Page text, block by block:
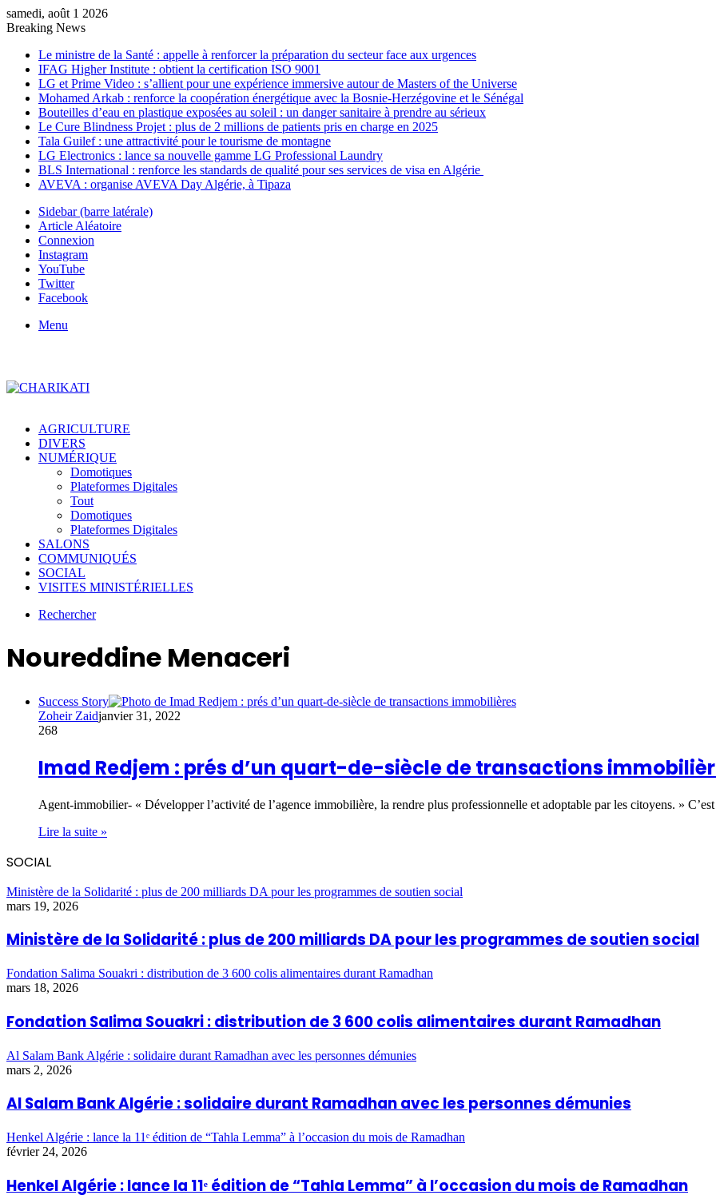
samedi, août 1 2026
Breaking News
Le ministre de la Santé : appelle à renforcer la préparation du secteur face aux urgences
IFAG Higher Institute : obtient la certification ISO 9001
LG et Prime Video : s’allient pour une expérience immersive autour de Masters of the Universe
Mohamed Arkab : renforce la coopération énergétique avec la Bosnie-Herzégovine et le Sénégal
Bouteilles d’eau en plastique exposées au soleil : un danger sanitaire à prendre au sérieux
Le Cure Blindness Projet : plus de 2 millions de patients pris en charge en 2025
Tala Guilef : une attractivité pour le tourisme de montagne
LG Electronics : lance sa nouvelle gamme LG Professional Laundry
BLS International : renforce les standards de qualité pour ses services de visa en Algérie
AVEVA : organise AVEVA Day Algérie, à Tipaza
Sidebar (barre latérale)
Article Aléatoire
Connexion
Instagram
YouTube
Twitter
Facebook
Menu
AGRICULTURE
DIVERS
NUMÉRIQUE
Domotiques
Plateformes Digitales
Tout
Domotiques
Plateformes Digitales
SALONS
COMMUNIQUÉS
SOCIAL
VISITES MINISTÉRIELLES
Rechercher
Noureddine Menaceri
Success Story
Zoheir Zaidjanvier 31, 2022
268
Imad Redjem : prés d’un quart-de-siècle de transactions
Agent-immobilier- « Développer l’activité de l’agence immobilière, la rendre plus professionnelle et adoptable par les citoyens. »
Lire la suite »
SOCIAL
Ministère de la Solidarité : plus de 200 milliards DA pour les programmes de soutien social
mars 19, 2026
Ministère de la Solidarité : plus de 200 milliards DA pour les programmes de soutien social
Fondation Salima Souakri : distribution de 3 600 colis alimentaires durant Ramadhan
mars 18, 2026
Fondation Salima Souakri : distribution de 3 600 colis alimentaires durant Ramadhan
Al Salam Bank Algérie : solidaire durant Ramadhan avec les personnes démunies
mars 2, 2026
Al Salam Bank Algérie : solidaire durant Ramadhan avec les personnes démunies
Henkel Algérie : lance la 11ᵉ édition de “Tahla Lemma” à l’occasion du mois de Ramadhan
février 24, 2026
Henkel Algérie : lance la 11ᵉ édition de “Tahla Lemma” à l’occasion du mois de Ramadhan